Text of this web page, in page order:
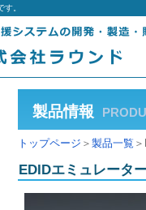
。
製品情報
トップページ ＞ 製品一覧
EDIDエミュレータ